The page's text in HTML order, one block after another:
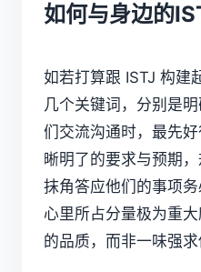
如何与身边的
如若打算跟 ISTJ 构建
几个关键词，分别是
们交流沟通时，最先
晰明了的要求与预期
抹角答应他们的事项
心里所占分量极为重
的品质，而非一味强求